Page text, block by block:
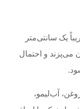
یک سانتی‌متر
می‌پزند و احتمال
آب‌لیمو،